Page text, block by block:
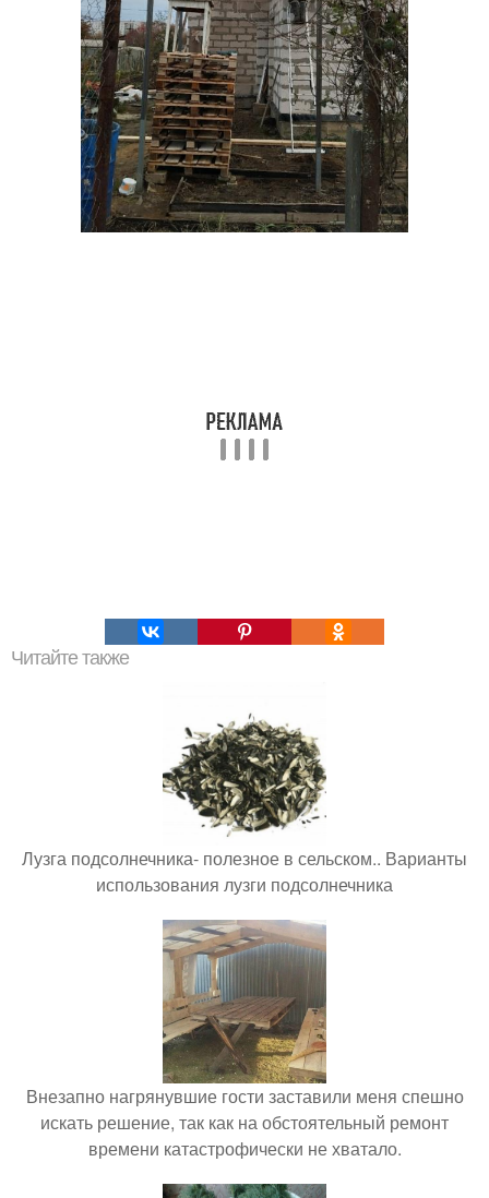
Читайте также
Лузга подсолнечника- полезное в сельском.. Варианты
использования лузги подсолнечника
Внезапно нагрянувшие гости заставили меня спешно
искать решение, так как на обстоятельный ремонт
времени катастрофически не хватало.